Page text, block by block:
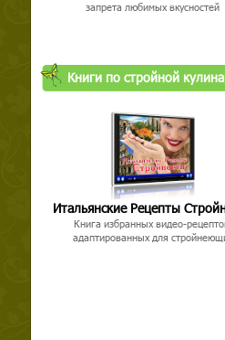
запрета любимых вкусностей
Книги по стройной
Итальянские Рецепты
Книга избранных видео-
адаптированных для